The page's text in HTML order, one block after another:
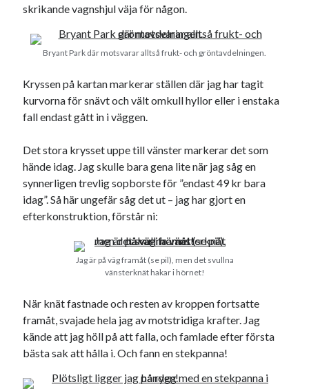
skrikande vagnshjul väja för någon.
Bryant Park där motsvarar alltså frukt- och gröntavdelningen.
Kryssen på kartan markerar ställen där jag har tagit
kurvorna för snävt och vält omkull hyllor eller i enstaka
fall endast gått in i väggen.
Det stora krysset uppe till vänster markerar det som
hände idag. Jag skulle bara gena lite när jag såg en
synnerligen trevlig sopborste för ”endast 49 kr bara
idag”. Så här ungefär såg det ut – jag har gjort en
efterkonstruktion, förstår ni:
Jag är på väg framåt (se pil), men det svullna
vänsterknät hakar i hörnet!
När knät fastnade och resten av kroppen fortsatte
framåt, svajade hela jag av motstridiga krafter. Jag
kände att jag höll på att falla, och famlade efter första
bästa sak att hålla i. Och fann en stekpanna!